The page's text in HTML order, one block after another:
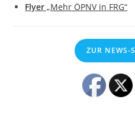
Flyer „Mehr ÖPNV in FRG“
ZUR NEWS-